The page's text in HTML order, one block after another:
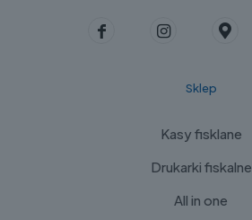
Sklep
Kasy fisklane
Drukarki fiskalne
All in one